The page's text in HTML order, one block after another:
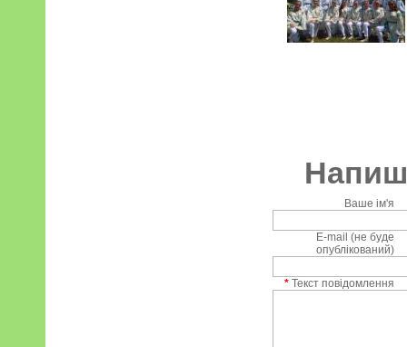
Ваше ім'я
E-mail (не буде
опублікований)
* Текст повідомлення